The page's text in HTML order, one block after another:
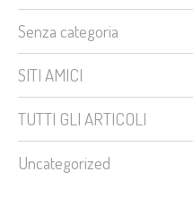
Senza categoria
SITI AMICI
TUTTI GLI ARTICOLI
Uncategorized